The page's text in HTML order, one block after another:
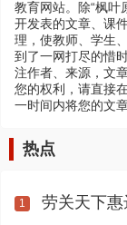
教育网站。除“枫叶
开发表的文章、课
理，使教师、学生
到了一网打尽的惜
注作者、来源，文
您的权利，请直接
一时间内将您的文章
热点
1 劳关天下